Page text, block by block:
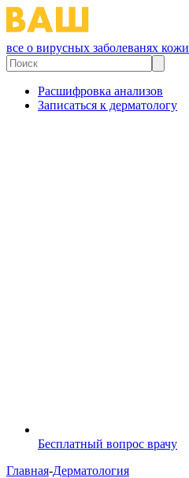
все о вирусных заболеванях кожи
Расшифровка анализов
Записаться к дерматологу
Бесплатный вопрос врачу
Главная-Дерматология